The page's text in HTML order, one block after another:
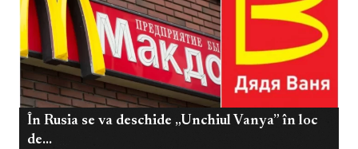
În Rusia se va deschide „Unchiul Vanya” în loc
de...